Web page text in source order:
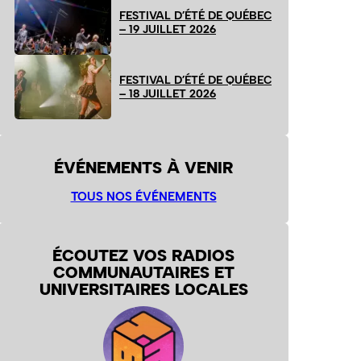
FESTIVAL D’ÉTÉ DE QUÉBEC
– 19 JUILLET 2026
FESTIVAL D’ÉTÉ DE QUÉBEC
– 18 JUILLET 2026
ÉVÉNEMENTS À VENIR
TOUS NOS ÉVÉNEMENTS
ÉCOUTEZ VOS RADIOS
COMMUNAUTAIRES ET
UNIVERSITAIRES LOCALES